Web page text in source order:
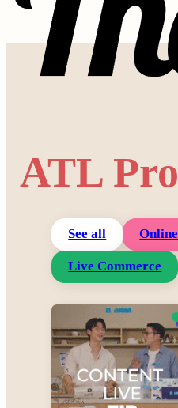
ATL
See all
Live Commerce